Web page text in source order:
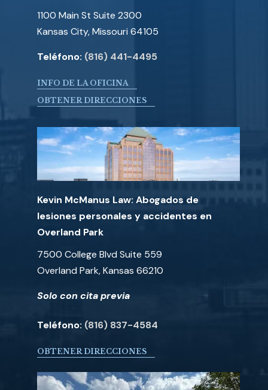
1100 Main St Suite 2300
Kansas City, Missouri 64105
Teléfono: (816) 441-4495
INFO DE LA OFICINA
OBTENER DIRECCIONES
Kevin McManus Law: Abogados de
lesiones personales y accidentes en
Overland Park
7500 College Blvd Suite 559
Overland Park, Kansas 66210
Solo con cita previa
Teléfono: (816) 837-4584
OBTENER DIRECCIONES